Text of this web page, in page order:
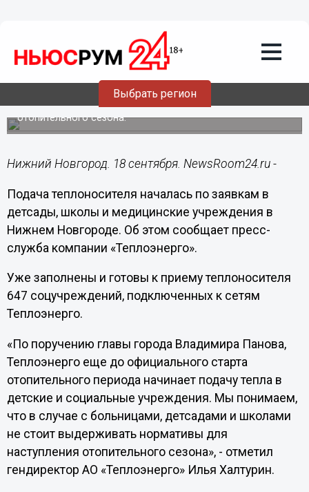
Выбрать регион
Пуск тепла в детсады и школы начался
в Нижнем Новгороде
По поручению главы города Владимира Панова, тепло
придет в детские учреждения до официального старта
отопительного сезона.
Нижний Новгород. 18 сентября. NewsRoom24.ru -
Подача теплоносителя началась по заявкам в
детсады, школы и медицинские учреждения в
Нижнем Новгороде. Об этом сообщает пресс-
служба компании «Теплоэнерго».
Уже заполнены и готовы к приему теплоносителя
647 соцучреждений, подключенных к сетям
Теплоэнерго.
«По поручению главы города Владимира Панова,
Теплоэнерго еще до официального старта
отопительного периода начинает подачу тепла в
детские и социальные учреждения. Мы понимаем,
что в случае с больницами, детсадами и школами
не стоит выдерживать нормативы для
наступления отопительного сезона», - отметил
гендиректор АО «Теплоэнерго» Илья Халтурин.